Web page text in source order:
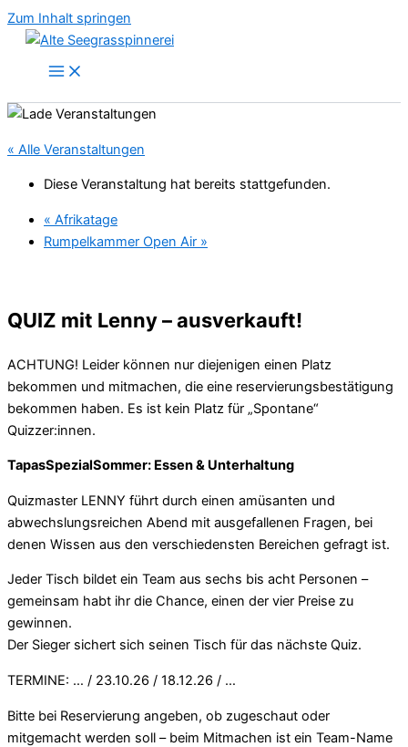
Zum Inhalt springen
« Alle Veranstaltungen
Diese Veranstaltung hat bereits stattgefunden.
« Afrikatage
Rumpelkammer Open Air »
QUIZ mit Lenny – ausverkauft!
ACHTUNG! Leider können nur diejenigen einen Platz
bekommen und mitmachen, die eine reservierungsbestätigung
bekommen haben. Es ist kein Platz für „Spontane“
Quizzer:innen.
TapasSpezialSommer: Essen & Unterhaltung
Quizmaster LENNY führt durch einen amüsanten und
abwechslungsreichen Abend mit ausgefallenen Fragen, bei
denen Wissen aus den verschiedensten Bereichen gefragt ist.
Jeder Tisch bildet ein Team aus sechs bis acht Personen –
gemeinsam habt ihr die Chance, einen der vier Preise zu
gewinnen.
Der Sieger sichert sich seinen Tisch für das nächste Quiz.
TERMINE: … / 23.10.26 / 18.12.26 / …
Bitte bei Reservierung angeben, ob zugeschaut oder
mitgemacht werden soll – beim Mitmachen ist ein Team-Name